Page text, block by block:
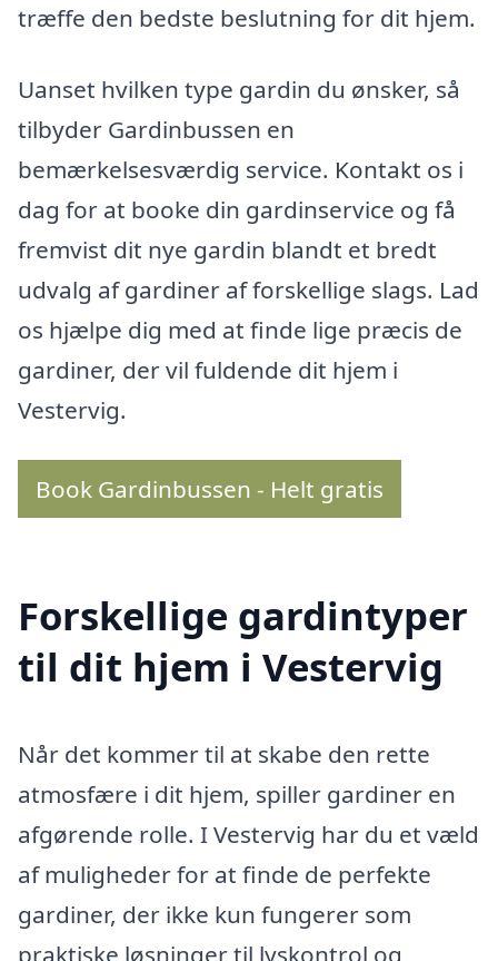
træffe den bedste beslutning for dit hjem.
Uanset hvilken type gardin du ønsker, så
tilbyder Gardinbussen en
bemærkelsesværdig service. Kontakt os i
dag for at booke din gardinservice og få
fremvist dit nye gardin blandt et bredt
udvalg af gardiner af forskellige slags. Lad
os hjælpe dig med at finde lige præcis de
gardiner, der vil fuldende dit hjem i
Vestervig.
Book Gardinbussen - Helt gratis
Forskellige gardintyper
til dit hjem i Vestervig
Når det kommer til at skabe den rette
atmosfære i dit hjem, spiller gardiner en
afgørende rolle. I Vestervig har du et væld
af muligheder for at finde de perfekte
gardiner, der ikke kun fungerer som
praktiske løsninger til lyskontrol og